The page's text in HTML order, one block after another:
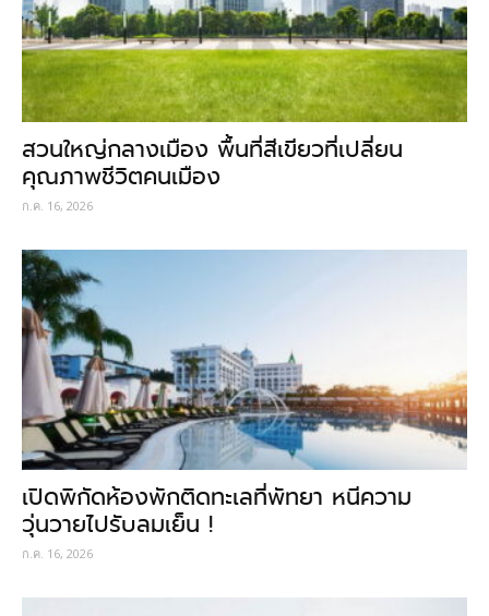
สวนใหญ่กลางเมือง พื้นที่สีเขียวที่เปลี่ยน
คุณภาพชีวิตคนเมือง
ก.ค. 16, 2026
เปิดพิกัดห้องพักติดทะเลที่พัทยา หนีความ
วุ่นวายไปรับลมเย็น !
ก.ค. 16, 2026